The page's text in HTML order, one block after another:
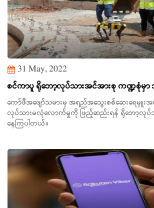
31 May, 2022
စင်ကာပူ ရိုဘော့လုပ်သားအင်အားစု ကဏ္ဍစုံမှာ
ကော်ဖီအဖျော်သမားမှ အရည်အသွေးစစ်ဆေးရေမှူ
လုပ်သားမလုံလောက်မှုကို ဖြည့်ဆည်းရန် ရိုဘော့လုပ်
နေကြပါတယ်။